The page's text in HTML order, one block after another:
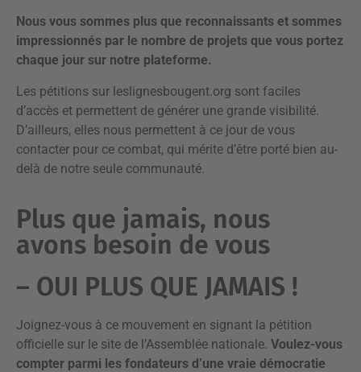
Nous vous sommes plus que reconnaissants et sommes
impressionnés par le nombre de projets que vous portez
chaque jour sur notre plateforme.
Les pétitions sur leslignesbougent.org sont faciles
d’accès et permettent de générer une grande visibilité.
D’ailleurs, elles nous permettent à ce jour de vous
contacter pour ce combat, qui mérite d’être porté bien au-
delà de notre seule communauté.
Plus que jamais, nous
avons besoin de vous
– OUI PLUS QUE JAMAIS !
Joignez-vous à ce mouvement en signant la pétition
officielle sur le site de l’Assemblée nationale. Voulez-vous
compter parmi les fondateurs d’une vraie démocratie